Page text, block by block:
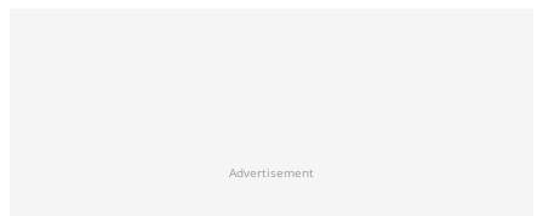
Advertisement